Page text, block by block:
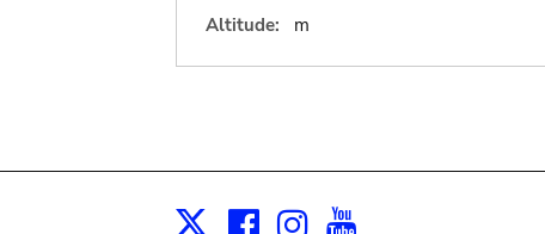
Altitude:
m
Facebook
Instagram